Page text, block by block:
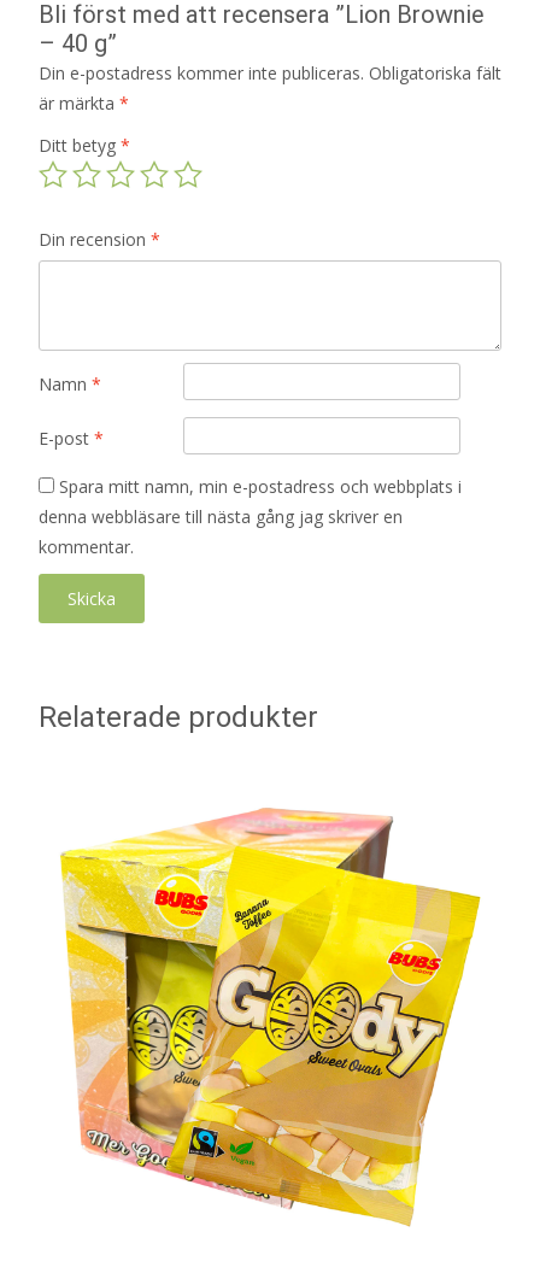
Bli först med att recensera ”Lion Brownie
– 40 g”
Din e-postadress kommer inte publiceras. Obligatoriska fält
är märkta *
Ditt betyg *
Din recension *
Namn *
E-post *
Spara mitt namn, min e-postadress och webbplats i
denna webbläsare till nästa gång jag skriver en
kommentar.
Relaterade produkter